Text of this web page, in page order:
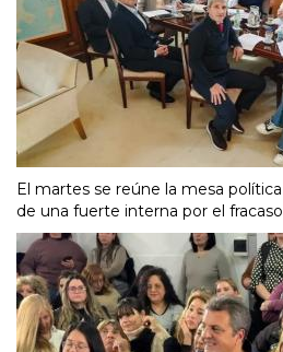
El martes se reúne la mesa
de una fuerte interna por el